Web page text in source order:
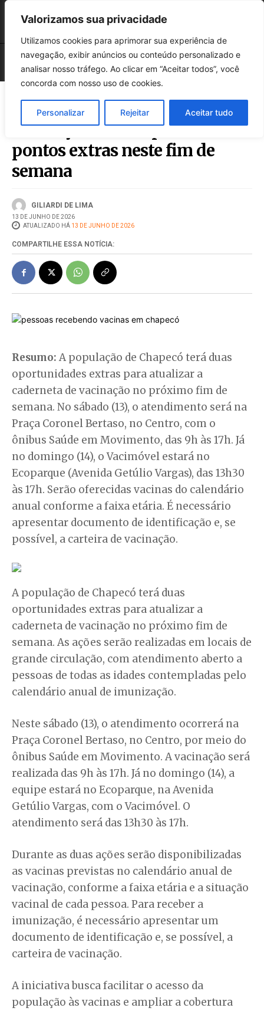
Valorizamos sua privacidade
Utilizamos cookies para aprimorar sua experiência de
navegação, exibir anúncios ou conteúdo personalizado e
analisar nosso tráfego. Ao clicar em “Aceitar todos”, você
concorda com nosso uso de cookies.
Personalizar Rejeitar Aceitar tudo
Vacinação em Chapecó tem
pontos extras neste fim de
semana
GILIARDI DE LIMA
13 DE JUNHO DE 2026
ATUALIZADO HÁ 13 DE JUNHO DE 2026
COMPARTILHE ESSA NOTÍCIA:
Resumo: A população de Chapecó terá duas
oportunidades extras para atualizar a
caderneta de vacinação no próximo fim de
semana. No sábado (13), o atendimento será na
Praça Coronel Bertaso, no Centro, com o
ônibus Saúde em Movimento, das 9h às 17h. Já
no domingo (14), o Vacimóvel estará no
Ecoparque (Avenida Getúlio Vargas), das 13h30
às 17h. Serão oferecidas vacinas do calendário
anual conforme a faixa etária. É necessário
apresentar documento de identificação e, se
possível, a carteira de vacinação.
A população de Chapecó terá duas
oportunidades extras para atualizar a
caderneta de vacinação no próximo fim de
semana. As ações serão realizadas em locais de
grande circulação, com atendimento aberto a
pessoas de todas as idades contempladas pelo
calendário anual de imunização.
Neste sábado (13), o atendimento ocorrerá na
Praça Coronel Bertaso, no Centro, por meio do
ônibus Saúde em Movimento. A vacinação será
realizada das 9h às 17h. Já no domingo (14), a
equipe estará no Ecoparque, na Avenida
Getúlio Vargas, com o Vacimóvel. O
atendimento será das 13h30 às 17h.
Durante as duas ações serão disponibilizadas
as vacinas previstas no calendário anual de
vacinação, conforme a faixa etária e a situação
vacinal de cada pessoa. Para receber a
imunização, é necessário apresentar um
documento de identificação e, se possível, a
carteira de vacinação.
A iniciativa busca facilitar o acesso da
população às vacinas e ampliar a cobertura